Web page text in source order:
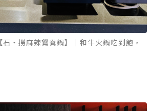
石‧撈麻辣鴛鴦鍋】｜和牛火鍋吃到飽，